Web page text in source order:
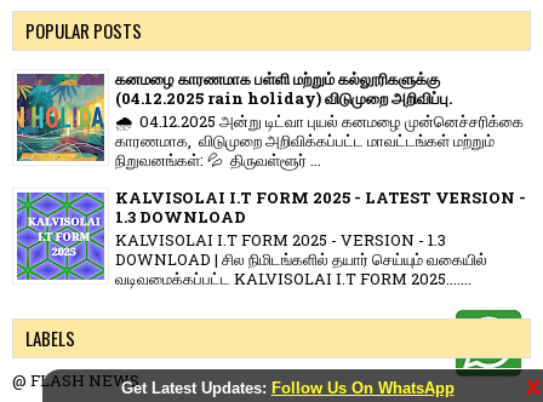
Get Latest Updates: Follow Us On WhatsApp X
POPULAR POSTS
கனமழை காரணமாக பள்ளி மற்றும் கல்லூரிகளுக்கு
(04.12.2025 rain holiday) விடுமுறை அறிவிப்பு.
🌧️ 04.12.2025 அன்று டிட்வா புயல் கனமழை முன்னெச்சரிக்கை
காரணமாக, விடுமுறை அறிவிக்கப்பட்ட மாவட்டங்கள் மற்றும்
நிறுவனங்கள்: 💦 திருவள்ளூர் ...
KALVISOLAI I.T FORM 2025 - LATEST VERSION -
1.3 DOWNLOAD
KALVISOLAI I.T FORM 2025 - VERSION - 1.3
DOWNLOAD | சில நிமிடங்களில் தயார் செய்யும் வகையில்
வடிவமைக்கப்பட்ட KALVISOLAI I.T FORM 2025.......
LABELS
@ FLASH NEWS